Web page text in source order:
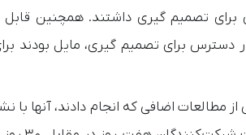
برای تصمیم گیری داشتند. همچنین
برای تصمیم گیری، مایل بودند
اضافی که انجام دادند، آنها با